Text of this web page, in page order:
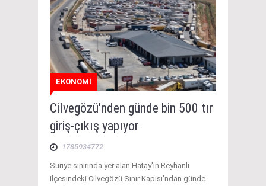
EKONOMİ
Cilvegözü'nden günde bin 500 tır
giriş-çıkış yapıyor
1785934772
Suriye sınırında yer alan Hatay'ın Reyhanlı
ilçesindeki Cilvegözü Sınır Kapısı'ndan günde